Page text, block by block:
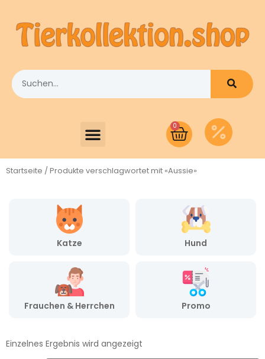
0
Startseite / Produkte verschlagwortet mit «Aussie»
Katze Hund
Frauchen & Herrchen Promo
Einzelnes Ergebnis wird angezeigt